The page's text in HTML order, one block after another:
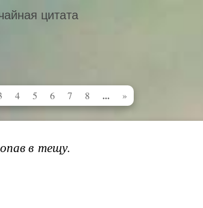
цитата
4 5 6 7 8 ... »
в тещу.